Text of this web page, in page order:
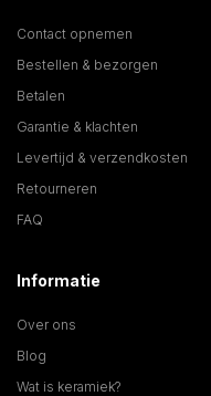
Contact opnemen
Bestellen & bezorgen
Betalen
Garantie & klachten
Levertijd & verzendkosten
Retourneren
FAQ
Informatie
Over ons
Blog
Wat is keramiek?